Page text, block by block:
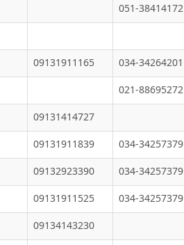
051-38414172
034-34264201
09131911165
021-88695272
09131414727
034-34257379
09131911839
034-34257379
09132923390
034-34257379
09131911525
09134143230